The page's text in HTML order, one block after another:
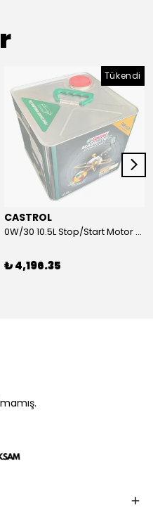
Tükendi
CASTROL
0W/30 10.5L Stop/Start Motor Yağı | CASTROL
₺ 4,196.35